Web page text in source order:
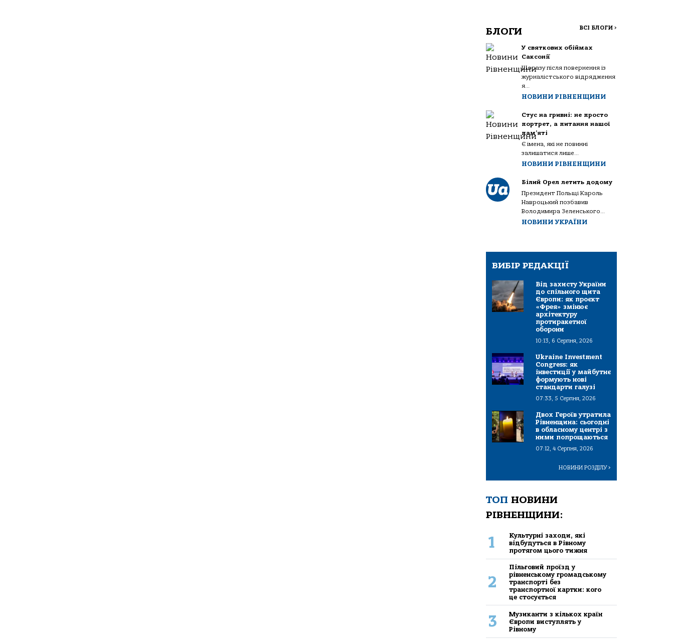
БЛОГИ ВСІ БЛОГИ >
У святкових обіймах
Саксонії
Щоразу після повернення із
журналістського відрядження
я...
НОВИНИ РІВНЕНЩИНИ
Стус на гривні: не просто
портрет, а питання нашої
пам’яті
Є імена, які не повинні
залишатися лише...
НОВИНИ РІВНЕНЩИНИ
Білий Орел летить додому
Президент Польщі Кароль
Навроцький позбавив
Володимира Зеленського...
НОВИНИ УКРАЇНИ
ВИБІР РЕДАКЦІЇ
Від захисту України
до спільного щита
Європи: як проєкт
«Фрея» змінює
архітектуру
протиракетної
оборони
10:13, 6 Серпня, 2026
Ukraine Investment
Congress: як
інвестиції у майбутнє
формують нові
стандарти галузі
07:33, 5 Серпня, 2026
Двох Героїв утратила
Рівненщина: сьогодні
в обласному центрі з
ними попрощаються
07:12, 4 Серпня, 2026
НОВИНИ РОЗДІЛУ>
ТОП НОВИНИ
РІВНЕНЩИНИ:
1
Культурні заходи, які
відбудуться в Рівному
протягом цього тижня
2
Пільговий проїзд у
рівненському громадському
транспорті без
транспортної картки: кого
це стосується
3
Музиканти з кількох країн
Європи виступлять у
Рівному